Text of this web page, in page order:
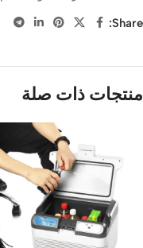
Share:
منتجات ذات صلة